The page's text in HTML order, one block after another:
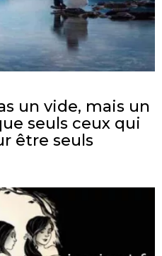
un vide, mais un
seuls ceux qui
être seuls